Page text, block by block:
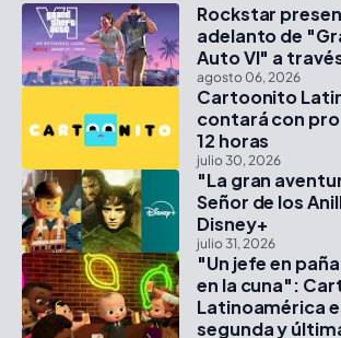
Rockstar
adelanto de
Auto VI" a
agosto 06, 2026
Cartoonito
contará con
12 horas
julio 30, 2026
"La gran
Señor de los
Disney+
julio 31, 2026
"Un jefe en
en la cuna":
Latinoamérica
segunda y